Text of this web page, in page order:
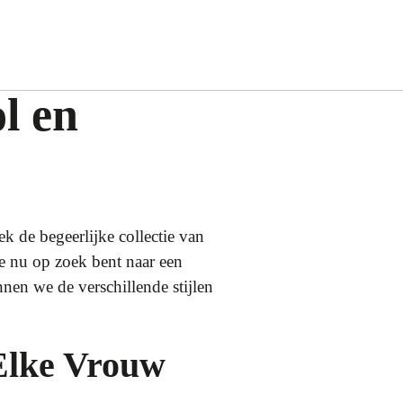
en
de begeerlijke collectie van
nu op zoek bent naar een
we de verschillende stijlen
Vrouw